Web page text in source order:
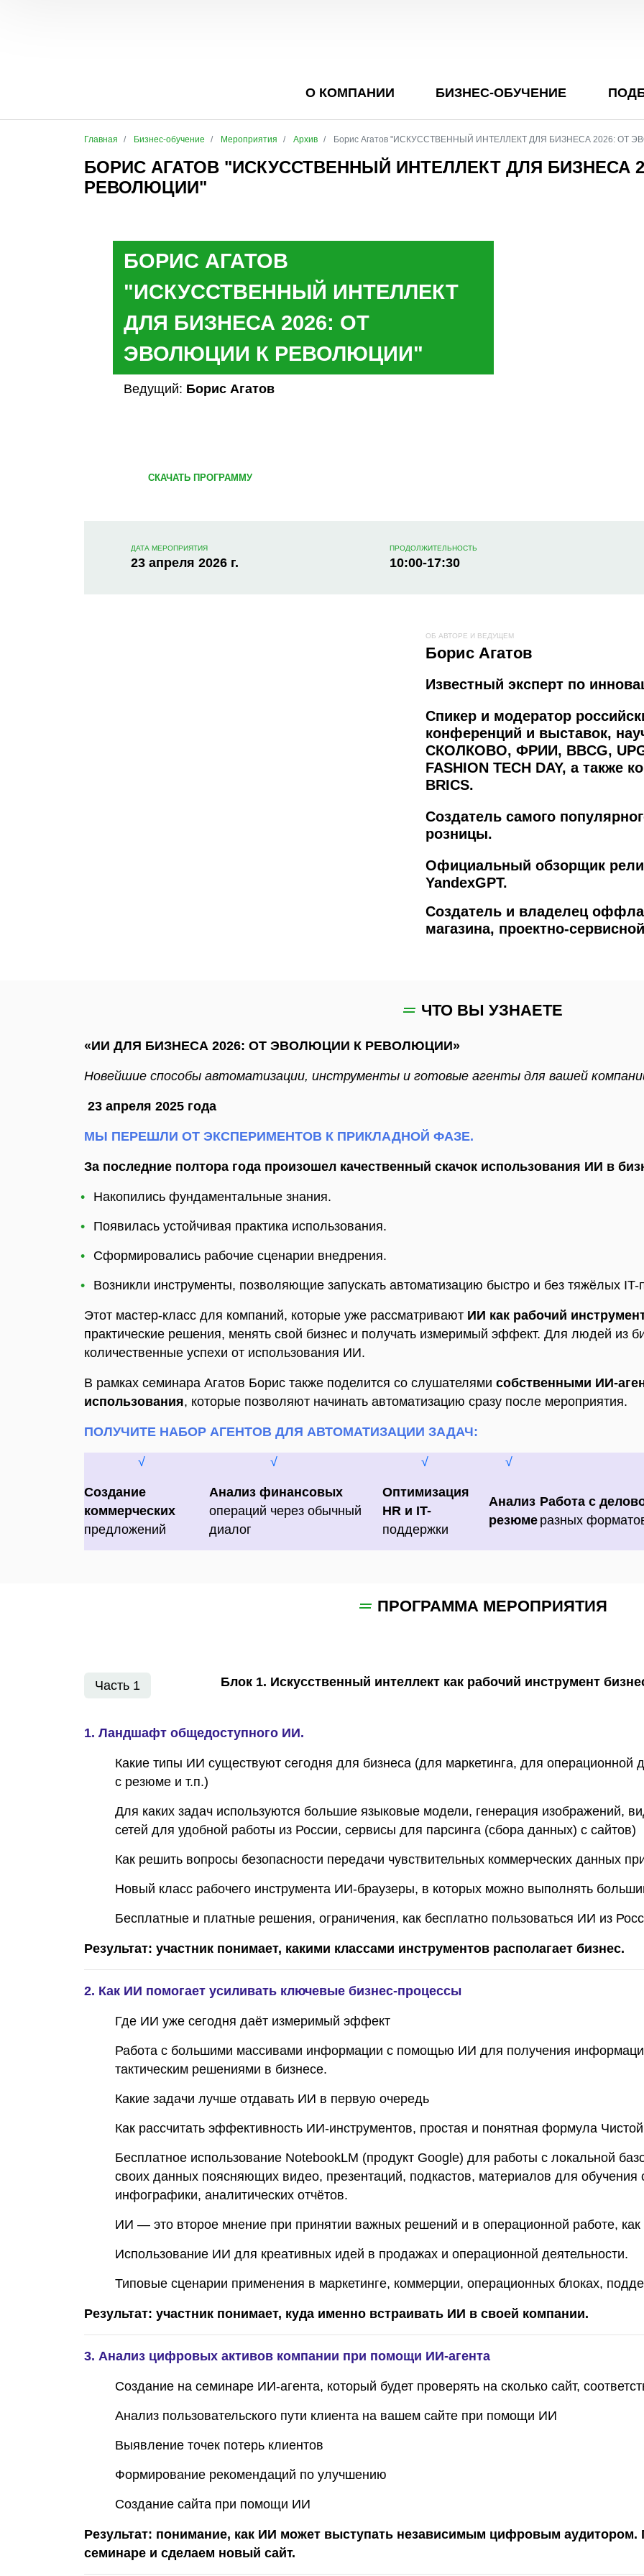
О КОМПАНИИ БИЗНЕС-ОБУЧЕНИЕ
Главная Бизнес-обучение Мероприятия Архив Борис Агатов "ИСКУССТВЕННЫЙ ИНТЕЛЛЕКТ ДЛЯ БИЗНЕСА 2026: ОТ
БОРИС АГАТОВ "ИСКУССТВЕННЫЙ ИНТЕЛЛЕКТ ДЛЯ БИЗНЕСА
РЕВОЛЮЦИИ"
БОРИС АГАТОВ
"ИСКУССТВЕННЫЙ ИНТЕЛЛЕКТ
ДЛЯ БИЗНЕСА 2026: ОТ
ЭВОЛЮЦИИ К РЕВОЛЮЦИИ"
Ведущий: Борис Агатов
СКАЧАТЬ ПРОГРАММУ
ДАТА МЕРОПРИЯТИЯ
23 апреля 2026 г.
ПРОДОЛЖИТЕЛЬНОСТЬ
10:00-17:30
ОБ АВТОРЕ И ВЕДУЩЕМ
Борис Агатов
Известный эксперт по
Спикер и модератор
конференций и выставок,
СКОЛКОВО, ФРИИ, BBCG,
FASHION TECH DAY, а также
BRICS.
Создатель самого
розницы.
Официальный обзорщик
YandexGPT.
Создатель и владелец
магазина, проектно-
ЧТО ВЫ УЗНАЕТЕ
«ИИ ДЛЯ БИЗНЕСА 2026: ОТ ЭВОЛЮЦИИ К РЕВОЛЮЦИИ»
Новейшие способы автоматизации, инструменты и готовые агенты для вашей
23 апреля 2025 года
МЫ ПЕРЕШЛИ ОТ ЭКСПЕРИМЕНТОВ К ПРИКЛАДНОЙ ФАЗЕ.
За последние полтора года произошел качественный скачок использования ИИ в
Накопились фундаментальные знания.
Появилась устойчивая практика использования.
Сформировались рабочие сценарии внедрения.
Возникли инструменты, позволяющие запускать автоматизацию быстро и без тяжёлых IT-
Этот мастер-класс для компаний, которые уже рассматривают ИИ как рабочий
практические решения, менять свой бизнес и получать измеримый эффект. Для людей из
количественные успехи от использования ИИ.
В рамках семинара Агатов Борис также поделится со слушателями собственными ИИ-
использования, которые позволяют начинать автоматизацию сразу после мероприятия.
ПОЛУЧИТЕ НАБОР АГЕНТОВ ДЛЯ АВТОМАТИЗАЦИИ ЗАДАЧ:
√ √ √ √
Создание
коммерческих
предложений
Анализ финансовых
операций через обычный
диалог
Оптимизация
HR и IT-
поддержки
Анализ
резюме
Работа с
разных
ПРОГРАММА МЕРОПРИЯТИЯ
Часть 1 Блок 1. Искусственный интеллект как рабочий инструмент
1. Ландшафт общедоступного ИИ.
Какие типы ИИ существуют сегодня для бизнеса (для маркетинга, для операционной
с резюме и т.п.)
Для каких задач используются большие языковые модели, генерация изображений,
сетей для удобной работы из России, сервисы для парсинга (сбора данных) с сайтов)
Как решить вопросы безопасности передачи чувствительных коммерческих данных
Новый класс рабочего инструмента ИИ-браузеры, в которых можно выполнять
Бесплатные и платные решения, ограничения, как бесплатно пользоваться ИИ из
Результат: участник понимает, какими классами инструментов располагает бизнес.
2. Как ИИ помогает усиливать ключевые бизнес-процессы
Где ИИ уже сегодня даёт измеримый эффект
Работа с большими массивами информации с помощью ИИ для получения
тактическим решениями в бизнесе.
Какие задачи лучше отдавать ИИ в первую очередь
Как рассчитать эффективность ИИ-инструментов, простая и понятная формула
Бесплатное использование NotebookLM (продукт Google) для работы с локальной
своих данных поясняющих видео, презентаций, подкастов, материалов для обучения
инфографики, аналитических отчётов.
ИИ — это второе мнение при принятии важных решений и в операционной работе,
Использование ИИ для креативных идей в продажах и операционной деятельности.
Типовые сценарии применения в маркетинге, коммерции, операционных блоках,
Результат: участник понимает, куда именно встраивать ИИ в своей компании.
3. Анализ цифровых активов компании при помощи ИИ-агента
Создание на семинаре ИИ-агента, который будет проверять на сколько сайт,
Анализ пользовательского пути клиента на вашем сайте при помощи ИИ
Выявление точек потерь клиентов
Формирование рекомендаций по улучшению
Создание сайта при помощи ИИ
Результат: понимание, как ИИ может выступать независимым цифровым аудитором.
семинаре и сделаем новый сайт.